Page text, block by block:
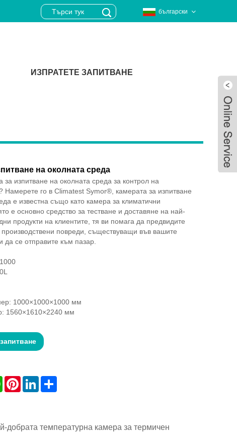
български
ИЗПРАТЕТЕ ЗАПИТВАНЕ
на околната среда
за изпитване на околната среда за контрол на
Намерете го в Climatest Symor®, камерата за изпитване
е известна също като камера за климатични
е основно средство за тестване и доставяне на най-
продукти на клиентите, тя ви помага да предвидите
повреди, съществуващи във вашите
да се отправите към пазар.
1000×1000×1000 мм
1560×1610×2240 мм
WhatsAppPinterestLinkedInShare
добрата температурна камера за термичен